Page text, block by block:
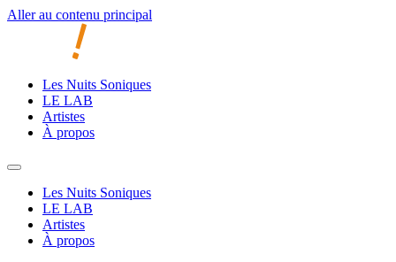
Aller au contenu principal
Les Nuits Soniques
LE LAB
Artistes
À propos
Les Nuits Soniques
LE LAB
Artistes
À propos